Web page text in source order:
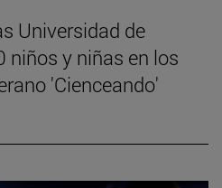
Universidad de
niños y niñas en los
'Cienceando'